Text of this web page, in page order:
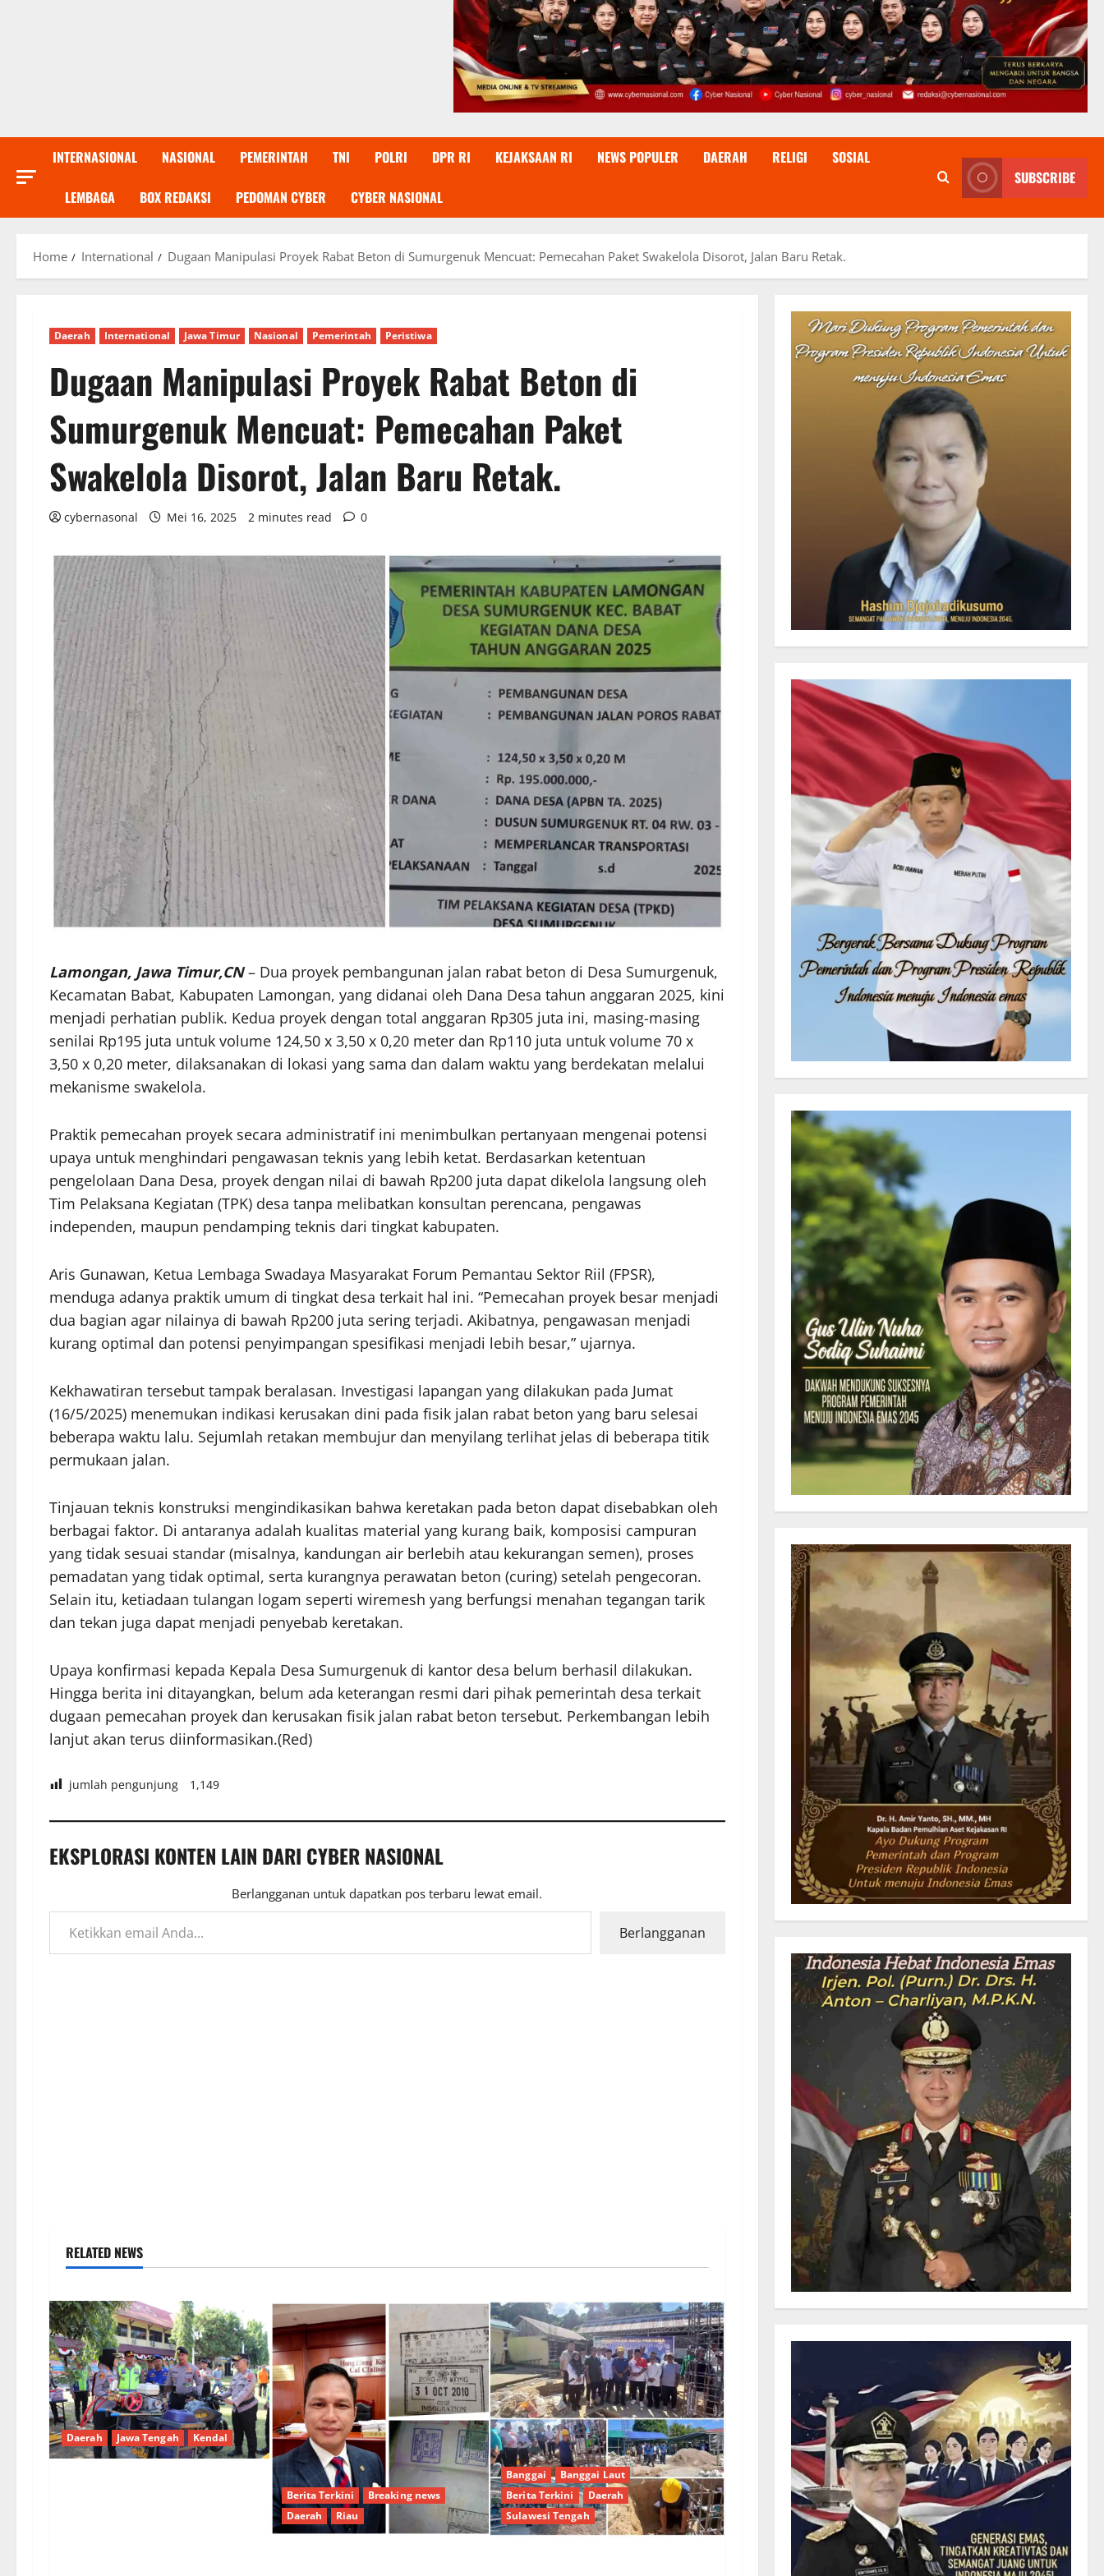
INTERNASIONAL NASIONAL PEMERINTAH TNI POLRI DPR RI KEJAKSAAN RI NEWS POPULER DAERAH RELIGI SOSIAL
LEMBAGA BOX REDAKSI PEDOMAN CYBER CYBER NASIONAL
SUBSCRIBE
Home International Dugaan Manipulasi Proyek Rabat Beton di Sumurgenuk Mencuat: Pemecahan Paket Swakelola Disorot, Jalan Baru Retak.
Daerah International Jawa Timur Nasional Pemerintah Peristiwa
Dugaan Manipulasi Proyek Rabat Beton di
Sumurgenuk Mencuat: Pemecahan Paket
Swakelola Disorot, Jalan Baru Retak.
cybernasonal Mei 16, 2025 2 minutes read 0
Lamongan, Jawa Timur,CN– Dua proyek pembangunan jalan rabat beton di Desa Sumurgenuk,
Kecamatan Babat, Kabupaten Lamongan, yang didanai oleh Dana Desa tahun anggaran 2025, kini
menjadi perhatian publik. Kedua proyek dengan total anggaran Rp305 juta ini, masing-masing
senilai Rp195 juta untuk volume 124,50 x 3,50 x 0,20 meter dan Rp110 juta untuk volume 70 x
3,50 x 0,20 meter, dilaksanakan di lokasi yang sama dan dalam waktu yang berdekatan melalui
mekanisme swakelola.
Praktik pemecahan proyek secara administratif ini menimbulkan pertanyaan mengenai potensi
upaya untuk menghindari pengawasan teknis yang lebih ketat. Berdasarkan ketentuan
pengelolaan Dana Desa, proyek dengan nilai di bawah Rp200 juta dapat dikelola langsung oleh
Tim Pelaksana Kegiatan (TPK) desa tanpa melibatkan konsultan perencana, pengawas
independen, maupun pendamping teknis dari tingkat kabupaten.
Aris Gunawan, Ketua Lembaga Swadaya Masyarakat Forum Pemantau Sektor Riil (FPSR),
menduga adanya praktik umum di tingkat desa terkait hal ini. “Pemecahan proyek besar menjadi
dua bagian agar nilainya di bawah Rp200 juta sering terjadi. Akibatnya, pengawasan menjadi
kurang optimal dan potensi penyimpangan spesifikasi menjadi lebih besar,” ujarnya.
Kekhawatiran tersebut tampak beralasan. Investigasi lapangan yang dilakukan pada Jumat
(16/5/2025) menemukan indikasi kerusakan dini pada fisik jalan rabat beton yang baru selesai
beberapa waktu lalu. Sejumlah retakan membujur dan menyilang terlihat jelas di beberapa titik
permukaan jalan.
Tinjauan teknis konstruksi mengindikasikan bahwa keretakan pada beton dapat disebabkan oleh
berbagai faktor. Di antaranya adalah kualitas material yang kurang baik, komposisi campuran
yang tidak sesuai standar (misalnya, kandungan air berlebih atau kekurangan semen), proses
pemadatan yang tidak optimal, serta kurangnya perawatan beton (curing) setelah pengecoran.
Selain itu, ketiadaan tulangan logam seperti wiremesh yang berfungsi menahan tegangan tarik
dan tekan juga dapat menjadi penyebab keretakan.
Upaya konfirmasi kepada Kepala Desa Sumurgenuk di kantor desa belum berhasil dilakukan.
Hingga berita ini ditayangkan, belum ada keterangan resmi dari pihak pemerintah desa terkait
dugaan pemecahan proyek dan kerusakan fisik jalan rabat beton tersebut. Perkembangan lebih
lanjut akan terus diinformasikan.(Red)
jumlah pengunjung 1,149
EKSPLORASI KONTEN LAIN DARI CYBER NASIONAL
Berlangganan untuk dapatkan pos terbaru lewat email.
Ketikkan email Anda...
Berlangganan
RELATED NEWS
Daerah Jawa Tengah Kendal
Berita Terkini
Breaking news
Daerah
Riau
Banggai
Banggai Laut
Berita Terkini
Daerah
Sulawesi Tengah